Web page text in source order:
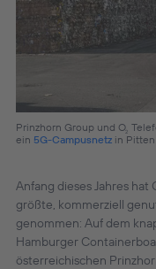
Prinzhorn Group und O2
ein 5G-Campusnetz in
Anfang dieses Jahres hat
größte, kommerziell
genommen: Auf dem
Hamburger
österreichischen